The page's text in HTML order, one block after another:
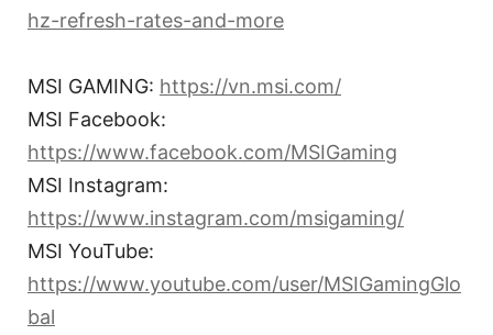
hz-refresh-rates-and-more
MSI GAMING: https://vn.msi.com/
MSI Facebook:
https://www.facebook.com/MSIGaming
MSI Instagram:
https://www.instagram.com/msigaming/
MSI YouTube:
https://www.youtube.com/user/MSIGamingGlo
bal